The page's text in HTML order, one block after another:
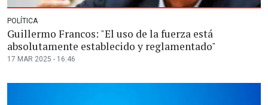
POLÍTICA
Guillermo Francos: "El uso de la fuerza está
absolutamente establecido y reglamentado"
17 MAR 2025 - 16:46